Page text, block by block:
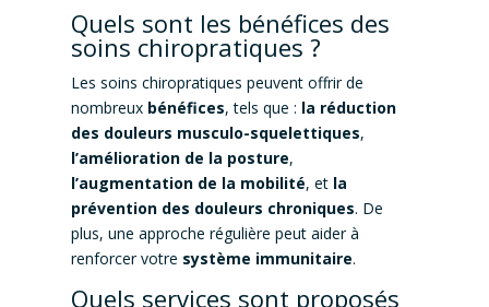
Quels sont les bénéfices des
soins chiropratiques ?
Les soins chiropratiques peuvent offrir de
nombreux bénéfices, tels que : la réduction
des douleurs musculo-squelettiques,
l’amélioration de la posture,
l’augmentation de la mobilité, et la
prévention des douleurs chroniques. De
plus, une approche régulière peut aider à
renforcer votre système immunitaire.
Quels services sont proposés